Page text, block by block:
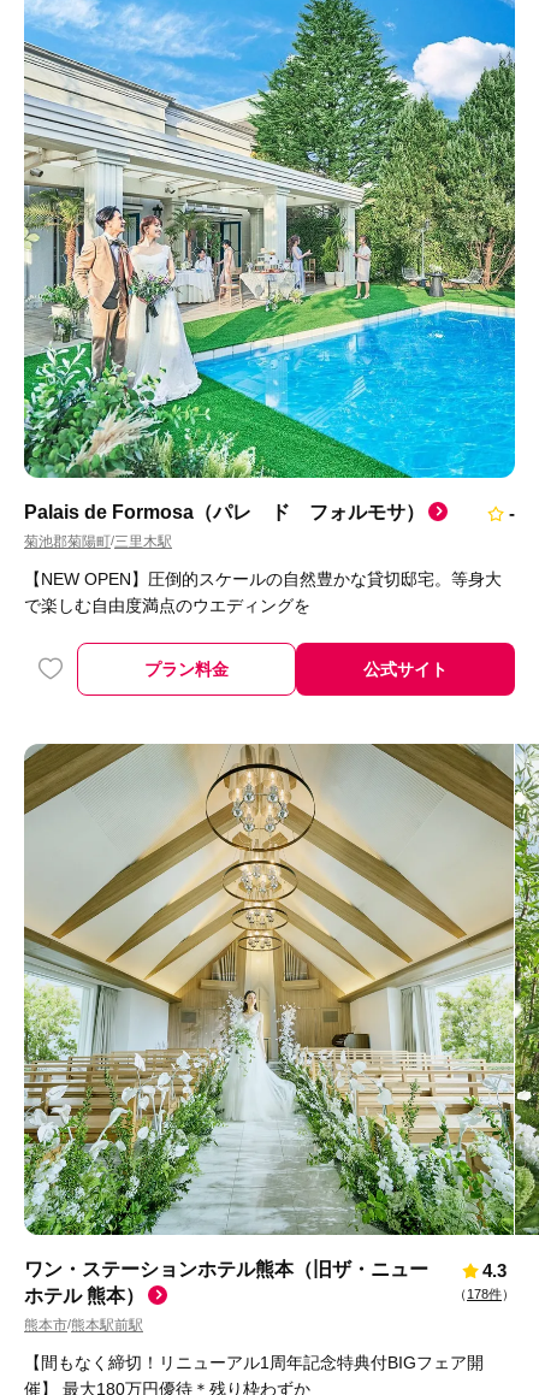
Palais de Formosa（パレ ド フォルモサ）
菊池郡菊陽町/三里木駅
-
【NEW OPEN】圧倒的スケールの自然豊かな貸切邸宅。等身大
で楽しむ自由度満点のウエディングを
プラン料金 公式サイト
ワン・ステーションホテル熊本（旧ザ・ニュー
ホテル 熊本）
熊本市/熊本駅前駅
4.3
（ 178件）
【間もなく締切！リニューアル1周年記念特典付BIGフェア開
催】 最大180万円優待＊残り枠わずか